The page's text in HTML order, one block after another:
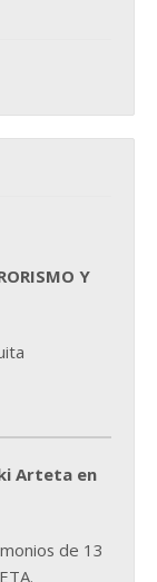
Y
Arteta en
de 13